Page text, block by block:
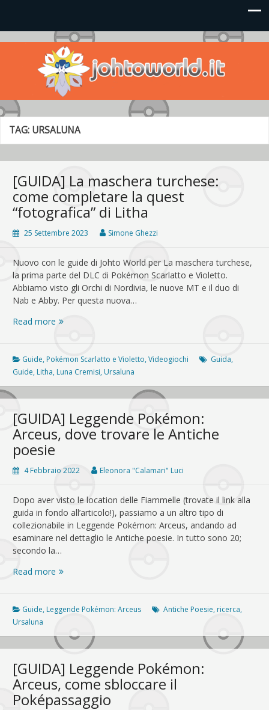
Johto World
Le novità più frizzanti dall'universo Pokémon e Nintendo
TAG: URSALUNA
[GUIDA] La maschera turchese:
come completare la quest
“fotografica” di Litha
25 Settembre 2023 Simone Ghezzi
Nuovo con le guide di Johto World per La maschera turchese,
la prima parte del DLC di Pokémon Scarlatto e Violetto.
Abbiamo visto gli Orchi di Nordivia, le nuove MT e il duo di
Nab e Abby. Per questa nuova…
Read more [GUIDA]
maschera
turchese:
come
completare
la
“fotografica”
di
Guide, Pokémon Scarlatto e Violetto,Videogiochi Guida,
Guide, Litha, Luna Cremisi, Ursaluna
[GUIDA] Leggende Pokémon:
Arceus, dove trovare le Antiche
poesie
4 Febbraio 2022 Eleonora "Calamari" Luci
Dopo aver visto le location delle Fiammelle (trovate il link alla
guida in fondo all’articolo!), passiamo a un altro tipo di
collezionabile in Leggende Pokémon: Arceus, andando ad
esaminare nel dettaglio le Antiche poesie. In tutto sono 20;
secondo la…
Read more [GUIDA]
Arceus,
trovare
le
poesie
Guide, Leggende Pokémon: Arceus Antiche Poesie, ricerca,
Ursaluna
[GUIDA] Leggende Pokémon:
Arceus, come sbloccare il
Poképassaggio